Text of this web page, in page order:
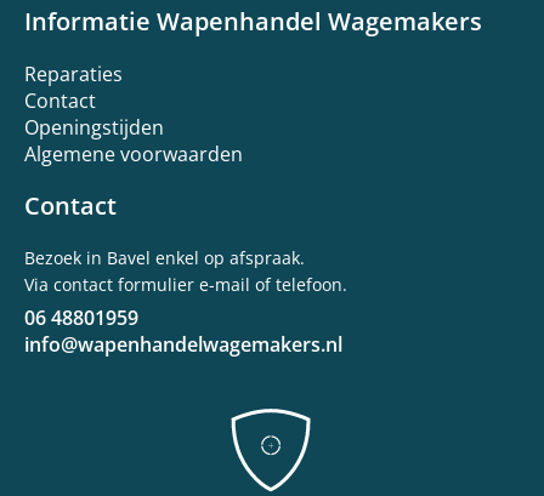
Informatie Wapenhandel Wagemakers
Reparaties
Contact
Openingstijden
Algemene voorwaarden
Contact
Bezoek in Bavel enkel op afspraak.
Via contact formulier e-mail of telefoon.
06 48801959
info@wapenhandelwagemakers.nl